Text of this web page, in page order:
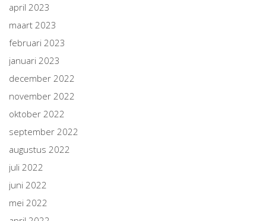
april 2023
maart 2023
februari 2023
januari 2023
december 2022
november 2022
oktober 2022
september 2022
augustus 2022
juli 2022
juni 2022
mei 2022